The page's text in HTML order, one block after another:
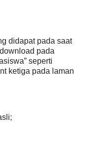
didapat pada saat
pada
seperti
ketiga pada laman